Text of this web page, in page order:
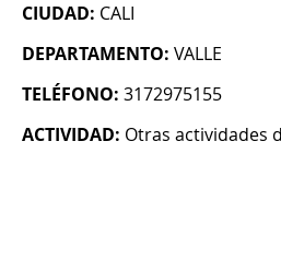
CIUDAD: CALI
DEPARTAMENTO: VALLE
TELÉFONO: 3172975155
ACTIVIDAD: Otras actividades